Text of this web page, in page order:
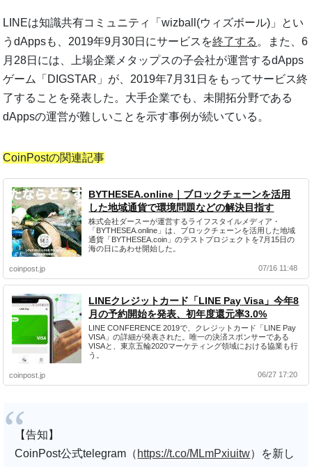
LINEは知識共有コミュニティ「wizball(ウィズボール)」とい
うdAppsも、2019年9月30日にサービスを終了する 。また、6
月28日には、上場企業メタップスの子会社が運営するdApps
ゲーム「DIGSTAR」が、2019年7月31日をもってサービス終
了することを発表した。大手企業でも、未開拓分野である
dAppsの運営が難しいことを示す事例が続いている。
CoinPostの関連記事
BYTHESEA.online｜ブロックチェーンを活用
した地域通貨で環境問題などの解決目指す
株式会社ダースーが運営するライフスタイルメディア・
「BYTHESEA.online」は、ブロックチェーンを活用した地域
通貨「BYTHESEA.coin」のテストプロジェクトを7月15日の
海の日にあわせ開始した。
coinpost.jp 07/16 11:48
LINEクレジットカード「LINE Pay Visa」今年8
月の予約開始を発表、初年度還元率3.0%
LINE CONFERENCE 2019で、クレジットカード「LINE Pay
VISA」の詳細が発表された。唯一の決済スポンサーである
VISAと、東京五輪2020マーケティング領域における協業も行
う。
coinpost.jp 06/27 17:20
【告知】
CoinPost公式telegram（ https://t.co/MLmPxiuitw）を新し